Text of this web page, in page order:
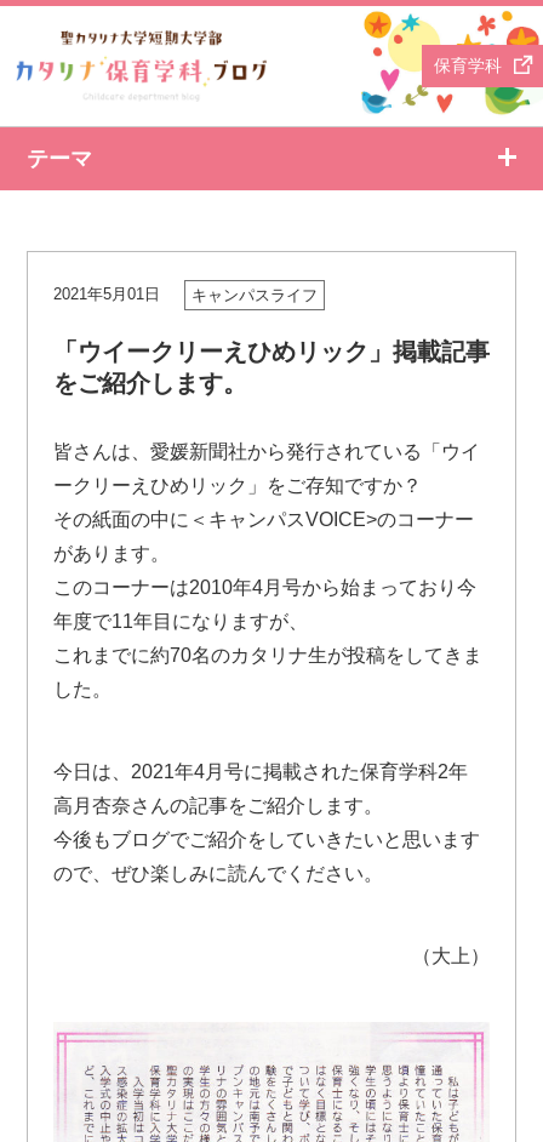
保育学科
テーマ
2021年5月01日 キャンパスライフ
「ウイークリーえひめリック」掲載記事
をご紹介します。
皆さんは、愛媛新聞社から発行されている「ウイ
ークリーえひめリック」をご存知ですか？
その紙面の中に＜キャンパスVOICE>のコーナー
があります。
このコーナーは2010年4月号から始まっており今
年度で11年目になりますが、
これまでに約70名のカタリナ生が投稿をしてきま
した。
今日は、2021年4月号に掲載された保育学科2年
高月杏奈さんの記事をご紹介します。
今後もブログでご紹介をしていきたいと思います
ので、ぜひ楽しみに読んでください。
（大上）